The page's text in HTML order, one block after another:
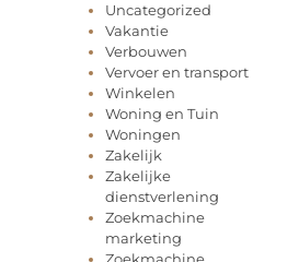
Uncategorized
Vakantie
Verbouwen
Vervoer en transport
Winkelen
Woning en Tuin
Woningen
Zakelijk
Zakelijke
dienstverlening
Zoekmachine
marketing